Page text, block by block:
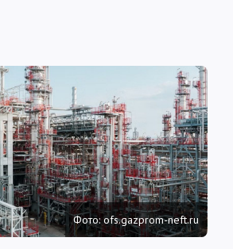
Статьи
Обзоры
Интервью
Карты
Фото: ofs.gazprom-neft.ru